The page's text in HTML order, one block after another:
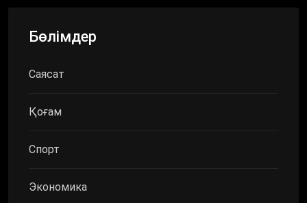
Бөлімдер
Саясат
Қоғам
Спорт
Экономика